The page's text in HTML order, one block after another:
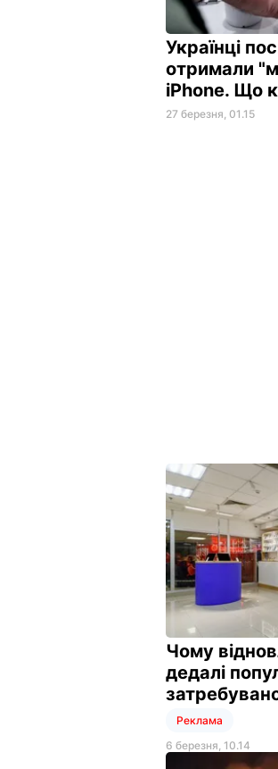
Українці
отримали
iPhone. Що
27 березня, 01.15
Чому
дедалі
Реклама
6 березня, 10.14